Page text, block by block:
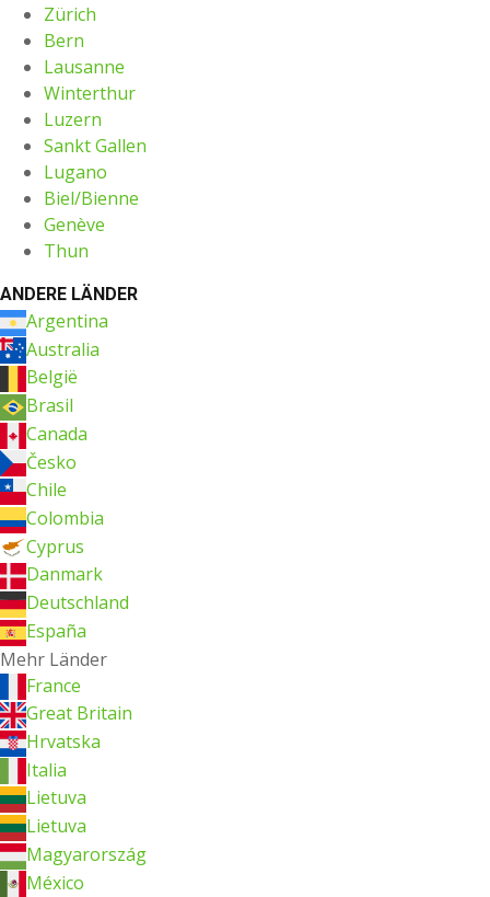
Zürich
Bern
Lausanne
Winterthur
Luzern
Sankt Gallen
Lugano
Biel/Bienne
Genève
Thun
ANDERE LÄNDER
Argentina
Australia
België
Brasil
Canada
Česko
Chile
Colombia
Cyprus
Danmark
Deutschland
España
Mehr Länder
France
Great Britain
Hrvatska
Italia
Lietuva
Lietuva
Magyarország
México